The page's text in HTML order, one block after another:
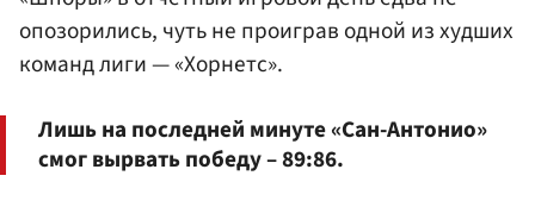
опозорились, чуть не проиграв одной из худших
команд лиги — «Хорнетс».
Лишь на последней минуте «Сан-Антонио»
смог вырвать победу – 89:86.